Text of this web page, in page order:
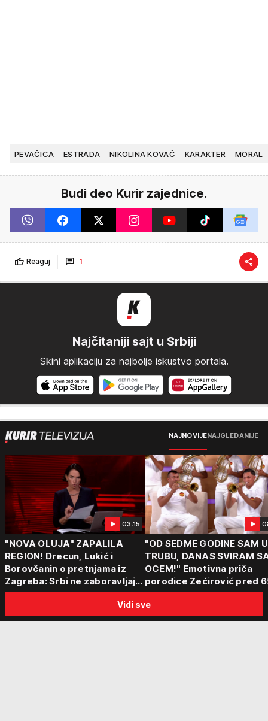
PEVAČICA ESTRADA NIKOLINA KOVAČ KARAKTER MORAL
Budi deo Kurir zajednice.
Reaguj 1
Najčitaniji sajt u Srbiji
Skini aplikaciju za najbolje iskustvo portala.
NAJNOVIJENAJGLEDANIJE
03:15
"NOVA OLUJA" ZAPALILA
REGION! Drecun, Lukić i
Borovčanin o pretnjama iz
Zagreba: Srbi ne zaboravljaju
progon
"OD SEDME GODINE SAM
TRUBU, DANAS SVIRAM
OCEM!" Emotivna priča
porodice Zećirović pred
Sabor trubača u Guči
Vidi sve